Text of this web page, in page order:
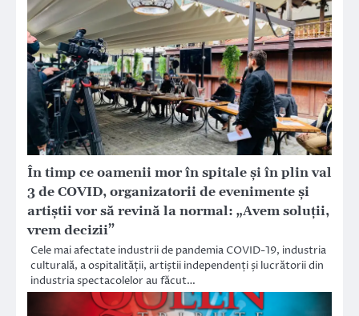
În timp ce oamenii mor în spitale și în plin val
3 de COVID, organizatorii de evenimente și
artiștii vor să revină la normal: „Avem soluții,
vrem decizii”
Cele mai afectate industrii de pandemia COVID-19, industria
culturală, a ospitalității, artiștii independenți și lucrătorii din
industria spectacolelor au făcut…